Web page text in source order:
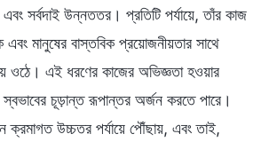
সর্বদাই উন্নততর। প্রতিটি পর্যায়ে, তাঁর কাজ
মানুষের বাস্তবিক প্রয়োজনীয়তার সাথে
ওঠে। এই ধরণের কাজের অভিজ্ঞতা হওয়ার
চূড়ান্ত রূপান্তর অর্জন করতে পারে।
ক্রমাগত উচ্চতর পর্যায়ে পৌঁছায়, এবং তাই,